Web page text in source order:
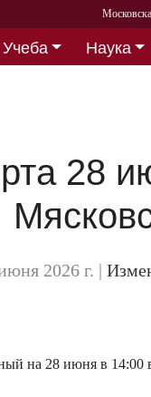
Учеба Наука
28
2026 г. |
на 28 июня в 14:00